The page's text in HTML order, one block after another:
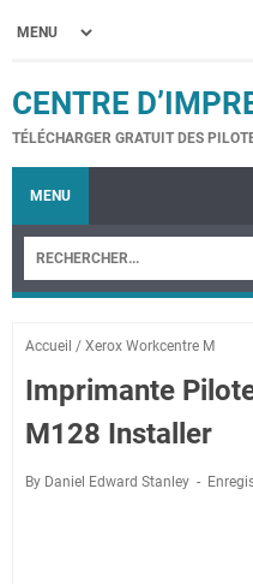
CENTRE
TÉLÉCHARGER GRATUIT DES
MENU
Accueil / Xerox Workcentre M
Imprimante
M128 Installer
By Daniel Edward Stanley